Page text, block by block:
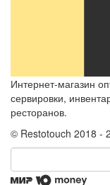
Интернет-магазин
сервировки,
ресторанов.
© Restotouch 2018 -